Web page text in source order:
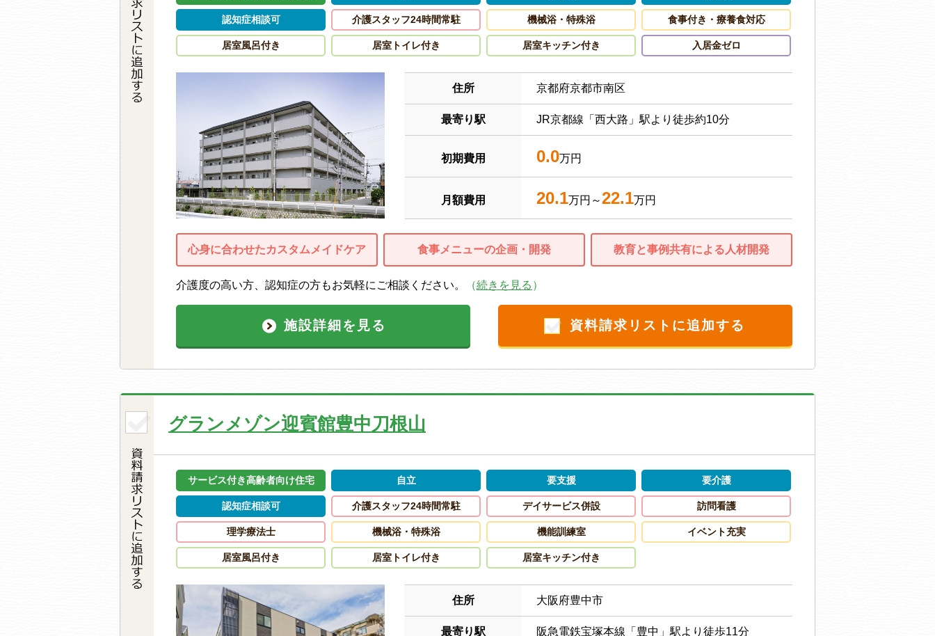
認知症相談可 介護スタッフ24時間常駐 機械浴・特殊浴 食事付き・療養食対応
居室風呂付き 居室トイレ付き 居室キッチン付き 入居金ゼロ
住所 京都府京都市南区
最寄り駅 JR京都線「西大路」駅より徒歩約10分
初期費用 0.0万円
月額費用 20.1万円～22.1万円
心身に合わせたカスタムメイドケア 食事メニューの企画・開発 教育と事例共有による人材開発
介護度の高い方、認知症の方もお気軽にご相談ください。 （続きを見る ）
施設詳細を見る 資料請求リストに追加する
グランメゾン迎賓館豊中刀根山
サービス付き高齢者向け住宅 自立 要支援 要介護
認知症相談可 介護スタッフ24時間常駐 デイサービス併設 訪問看護
理学療法士 機械浴・特殊浴 機能訓練室 イベント充実
居室風呂付き 居室トイレ付き 居室キッチン付き
住所 大阪府豊中市
最寄り駅 阪急電鉄宝塚本線「豊中」駅より徒歩11分